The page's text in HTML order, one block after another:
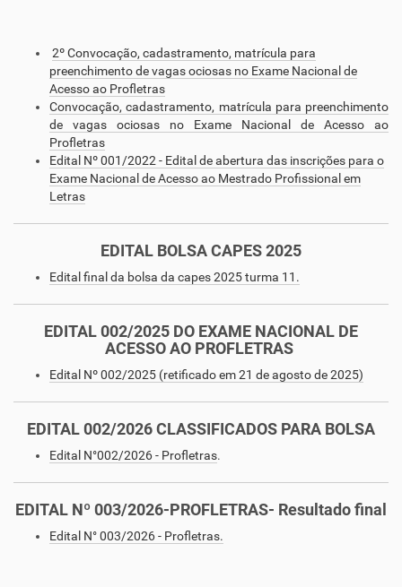
2º Convocação, cadastramento, matrícula para
preenchimento de vagas ociosas no Exame Nacional de
Acesso ao Profletras
Convocação, cadastramento, matrícula para preenchimento
de vagas ociosas no Exame Nacional de Acesso ao
Profletras
Edital Nº 001/2022 - Edital de abertura das inscrições para o
Exame Nacional de Acesso ao Mestrado Profissional em
Letras
EDITAL BOLSA CAPES 2025
Edital final da bolsa da capes 2025 turma 11.
EDITAL 002/2025 DO EXAME NACIONAL DE
ACESSO AO PROFLETRAS
Edital Nº 002/2025 (retificado em 21 de agosto de 2025)
EDITAL 002/2026 CLASSIFICADOS PARA BOLSA
Edital N°002/2026 - Profletras.
EDITAL Nº 003/2026-PROFLETRAS- Resultado final
Edital N° 003/2026 - Profletras.